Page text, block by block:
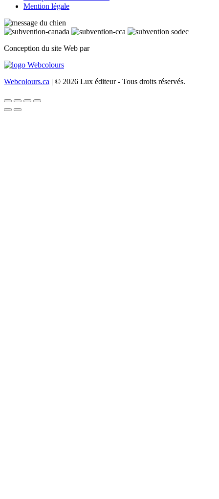
Mention légale
Conception du site Web par
Webcolours.ca | © 2026 Lux éditeur - Tous droits réservés.